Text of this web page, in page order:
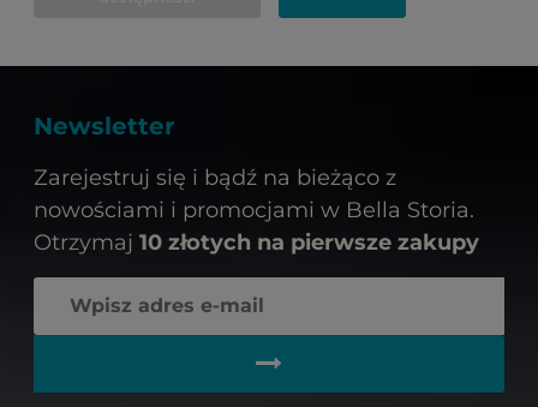
Newsletter
Zarejestruj się i bądź na bieżąco z
nowościami i promocjami w Bella Storia.
Otrzymaj 10 złotych na pierwsze zakupy